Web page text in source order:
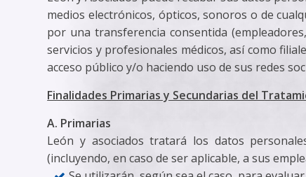
medios electrónicos, ópticos, sonoros o de
por una transferencia consentida
servicios y profesionales médicos, así como
acceso público y/o haciendo uso de sus redes
Finalidades Primarias y Secundarias del
A. Primarias
León y asociados tratará los datos
(incluyendo, en caso de ser aplicable, a sus